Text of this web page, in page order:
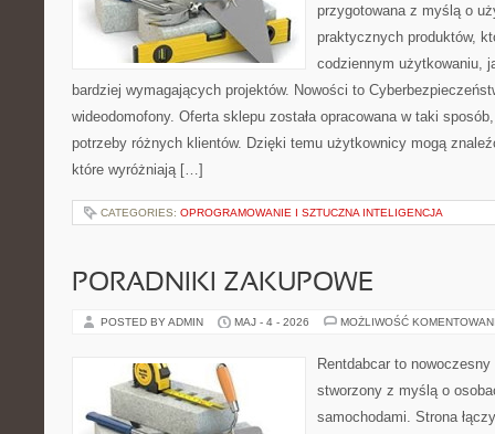
przygotowana z myślą o
praktycznych produktów,
codziennym użytkowaniu,
bardziej wymagających projektów. Nowości to
wideodomofony. Oferta sklepu została opracowana w taki
potrzeby różnych klientów. Dzięki temu użytkownicy mogą
które wyróżniają […]
CATEGORIES: OPROGRAMOWANIE I SZTUCZNA INTELIGENCJA
PORADNIKI ZAKUPOWE
POSTED BY ADMIN MAJ - 4 - 2026 MOŻLIWOŚĆ
Rentdabcar to
stworzony z myślą o
samochodami. Strona